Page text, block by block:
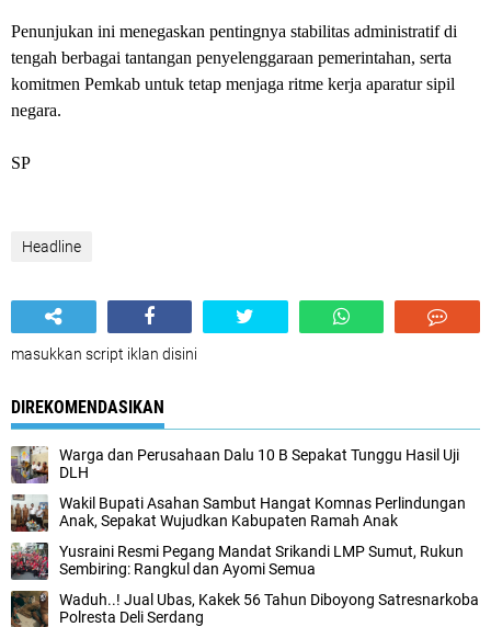
Penunjukan ini menegaskan pentingnya stabilitas administratif di
tengah berbagai tantangan penyelenggaraan pemerintahan, serta
komitmen Pemkab untuk tetap menjaga ritme kerja aparatur sipil
negara.
SP
Headline
masukkan script iklan disini
DIREKOMENDASIKAN
Warga dan Perusahaan Dalu 10 B Sepakat Tunggu Hasil Uji
DLH
Wakil Bupati Asahan Sambut Hangat Komnas Perlindungan
Anak, Sepakat Wujudkan Kabupaten Ramah Anak
Yusraini Resmi Pegang Mandat Srikandi LMP Sumut, Rukun
Sembiring: Rangkul dan Ayomi Semua
Waduh..! Jual Ubas, Kakek 56 Tahun Diboyong Satresnarkoba
Polresta Deli Serdang